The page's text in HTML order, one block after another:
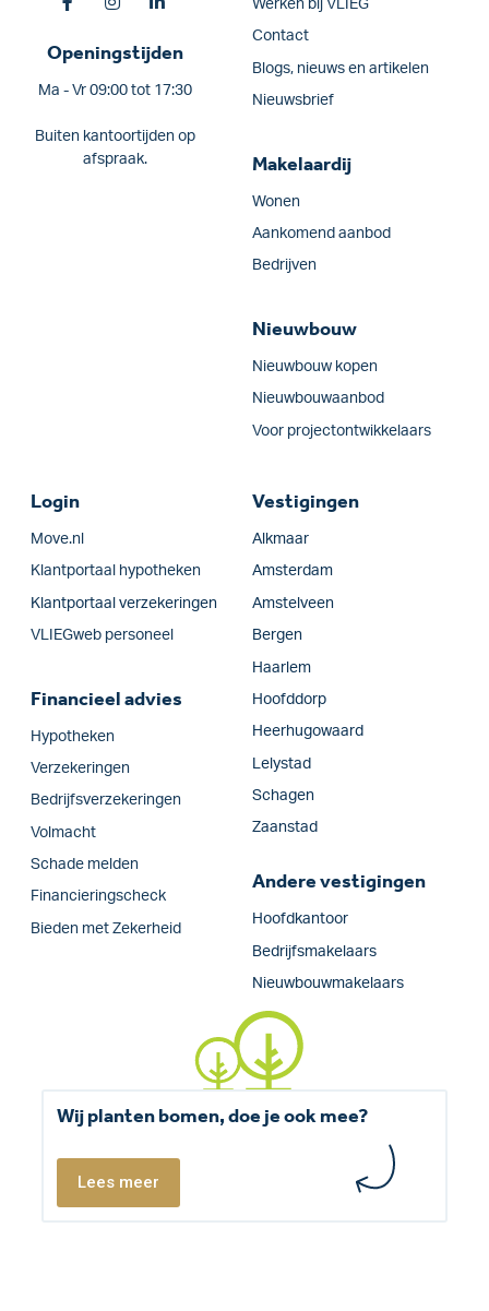
Openingstijden
Ma - Vr 09:00 tot 17:30
Buiten kantoortijden op
afspraak.
Werken bij VLIEG
Contact
Blogs, nieuws en artikelen
Nieuwsbrief
Makelaardij
Wonen
Aankomend aanbod
Bedrijven
Nieuwbouw
Nieuwbouw kopen
Nieuwbouwaanbod
Voor projectontwikkelaars
Login
Move.nl
Klantportaal hypotheken
Klantportaal verzekeringen
VLIEGweb personeel
Financieel advies
Hypotheken
Verzekeringen
Bedrijfs­verzekeringen
Volmacht
Schade melden
Financieringscheck
Bieden met Zekerheid
Vestigingen
Alkmaar
Amsterdam
Amstelveen
Bergen
Haarlem
Hoofddorp
Heerhugowaard
Lelystad
Schagen
Zaanstad
Andere vestigingen
Hoofdkantoor
Bedrijfsmakelaars
Nieuwbouwmakelaars
Wij planten bomen, doe je ook mee?
Lees meer